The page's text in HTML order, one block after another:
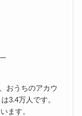
おうちのアカウ
3.4万人です。
ます。